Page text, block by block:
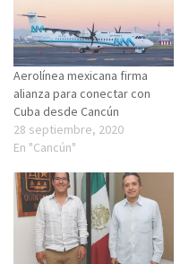
Aerolínea mexicana firma
alianza para conectar con
Cuba desde Cancún
28 septiembre, 2020
En "Cancún"